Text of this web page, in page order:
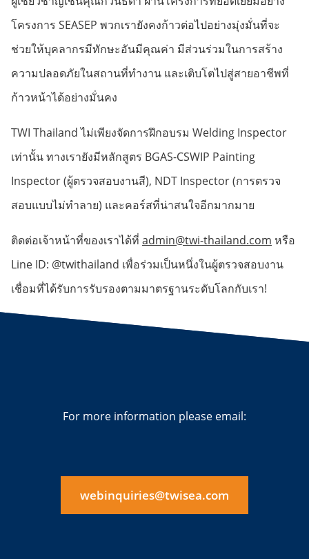
โครงการ SEASEP พวกเรายังคงก้าวต่อไปอย่างมุ่งมั่นที่จะ
ช่วยให้บุคลากรมีทักษะอันมีคุณค่า มีส่วนร่วมในการสร้าง
ความปลอดภัยในสถานที่ทำงาน และเติบโตไปสู่สายอาชีพที่
ก้าวหน้าได้อย่างมั่นคง
TWI Thailand ไม่เพียงจัดการฝึกอบรม Welding Inspector
เท่านั้น ทางเรายังมีหลักสูตร BGAS-CSWIP Painting
Inspector (ผู้ตรวจสอบงานสี), NDT Inspector (การตรวจ
สอบแบบไม่ทำลาย) และคอร์สที่น่าสนใจอีกมากมาย
ติดต่อเจ้าหน้าที่ของเราได้ที่ admin@twi-thailand.com หรือ
Line ID: @twithailand เพื่อร่วมเป็นหนึ่งในผู้ตรวจสอบงาน
เชื่อมที่ได้รับการรับรองตามมาตรฐานระดับโลกกับเรา!
For more information please email:
webinquiries@twisea.com